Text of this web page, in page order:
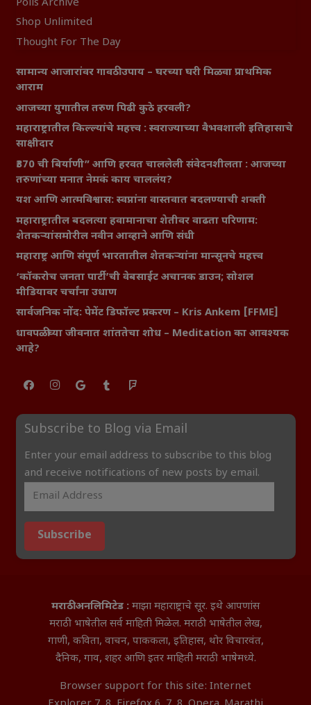
Polls Archive
Shop Unlimited
Thought For The Day
सामान्य आजारांवर गावठी उपाय – घरच्या घरी मिळवा प्राथमिक
आराम
आजच्या युगातील तरुण पिढी कुठे हरवली?
महाराष्ट्रातील किल्ल्यांचे महत्त्व : स्वराज्याच्या वैभवशाली इतिहासाचे
साक्षीदार
₹370 ची बिर्याणी” आणि हरवत चाललेली संवेदनशीलता : आजच्या
तरुणांच्या मनात नेमकं काय चाललंय?
यश आणि आत्मविश्वास: स्वप्नांना वास्तवात बदलण्याची शक्ती
महाराष्ट्रातील बदलत्या हवामानाचा शेतीवर वाढता परिणाम:
शेतकऱ्यांसमोरील नवीन आव्हाने आणि संधी
महाराष्ट्र आणि संपूर्ण भारतातील शेतकऱ्यांना मान्सूनचे महत्त्व
‘कॉकरोच जनता पार्टी’ची वेबसाईट अचानक डाउन; सोशल
मीडियावर चर्चांना उधाण
सार्वजनिक नोंद: पेमेंट डिफॉल्ट प्रकरण – Kris Ankem [FFME]
धावपळीच्या जीवनात शांततेचा शोध – Meditation का आवश्यक
आहे?
Subscribe to Blog via Email
Enter your email address to subscribe to this blog
and receive notifications of new posts by email.
Subscribe
मराठी अनलिमिटेड : माझा महाराष्ट्राचे सूर. इथे आपणांस
मराठी भाषेतील सर्व माहिती मिळेल. मराठी भाषेतील लेख,
गाणी, कविता, वाचन, पाककला, इतिहास, थोर विचारवंत,
दैनिक, गाव, शहर आणि इतर माहिती मराठी भाषेमध्ये.
Browser support for this site: Internet